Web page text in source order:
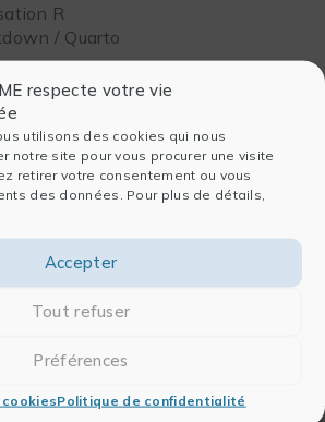
respecte votre vie
utilisons des cookies qui nous
notre site pour vous procurer une visite
retirer votre consentement ou vous
des données. Pour plus de détails,
Accepter
Tout refuser
Préférences
Politique de confidentialité
R
/ Quarto
via IA
de scripts pour des tâches
(préparation des données, tests
visualisations).
IA
d’un workflow complet :
nettoyage, analyse,
et exportation.
et automatiser certaines étapes.
COMPLET